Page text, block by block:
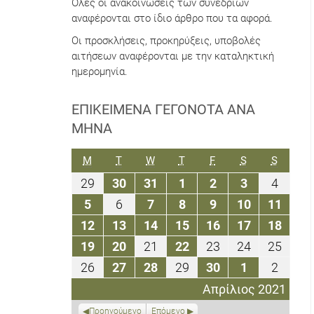
Όλες οι ανακοινώσεις των συνεδρίων
αναφέρονται στο ίδιο άρθρο που τα αφορά.
Οι προσκλήσεις, προκηρύξεις, υποβολές
αιτήσεων αναφέρονται με την καταληκτική
ημερομηνία.
ΕΠΙΚΕΊΜΕΝΑ ΓΕΓΟΝΌΤΑ ΑΝΆ
ΜΉΝΑ
Απρίλιος 2021
M ΔΕΥΤΈΡΑ
TΤΡΊΤΗWΤΕΤΆΡΤΗ
TΠΈΜΠΤΗ
FΠΑΡΑΣΚΕΥΉ
SΣΆΒΒΑΤΟ
SΚΥΡΙΑΚΉ
29
Μαρτίου
2021
3030
Μαρτίου
2021
31
Μαρτίου
2021
1
Απριλίου
2021
22
Απριλίου
2021
33
Απριλίου
2021
44
2021
55
Απριλίου
2021
6
Απριλίου
2021
77
Απριλίου
2021
88
Απριλίου
2021
99
Απριλίου
2021
1010
Απριλίου
2021
11
2021
1212
Απριλίου
2021
1313
Απριλίου
2021
1414
Απριλίου
2021
1515
Απριλίου
2021
1616
Απριλίου
2021
1717
Απριλίου
2021
1818
2021
1919
Απριλίου
2021
2020
Απριλίου
2021
21
Απριλίου
2021
2222
Απριλίου
2021
2323
Απριλίου
2021
2424
Απριλίου
2021
2525
2021
26
Απριλίου
2727
Απριλίου
2828
Απριλίου
2929
Απριλίου
2021
3030
Απριλίου
2021
1
Μαΐου
2021
22
Μαΐου
2021
Προηγούμενο Επόμενο